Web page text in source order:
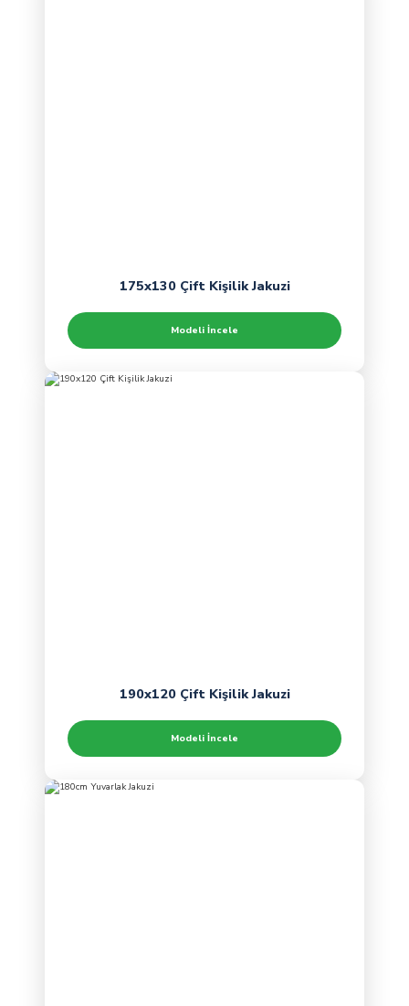
175x130 Çift Kişilik Jakuzi
Modeli İncele
190x120 Çift Kişilik Jakuzi
Modeli İncele